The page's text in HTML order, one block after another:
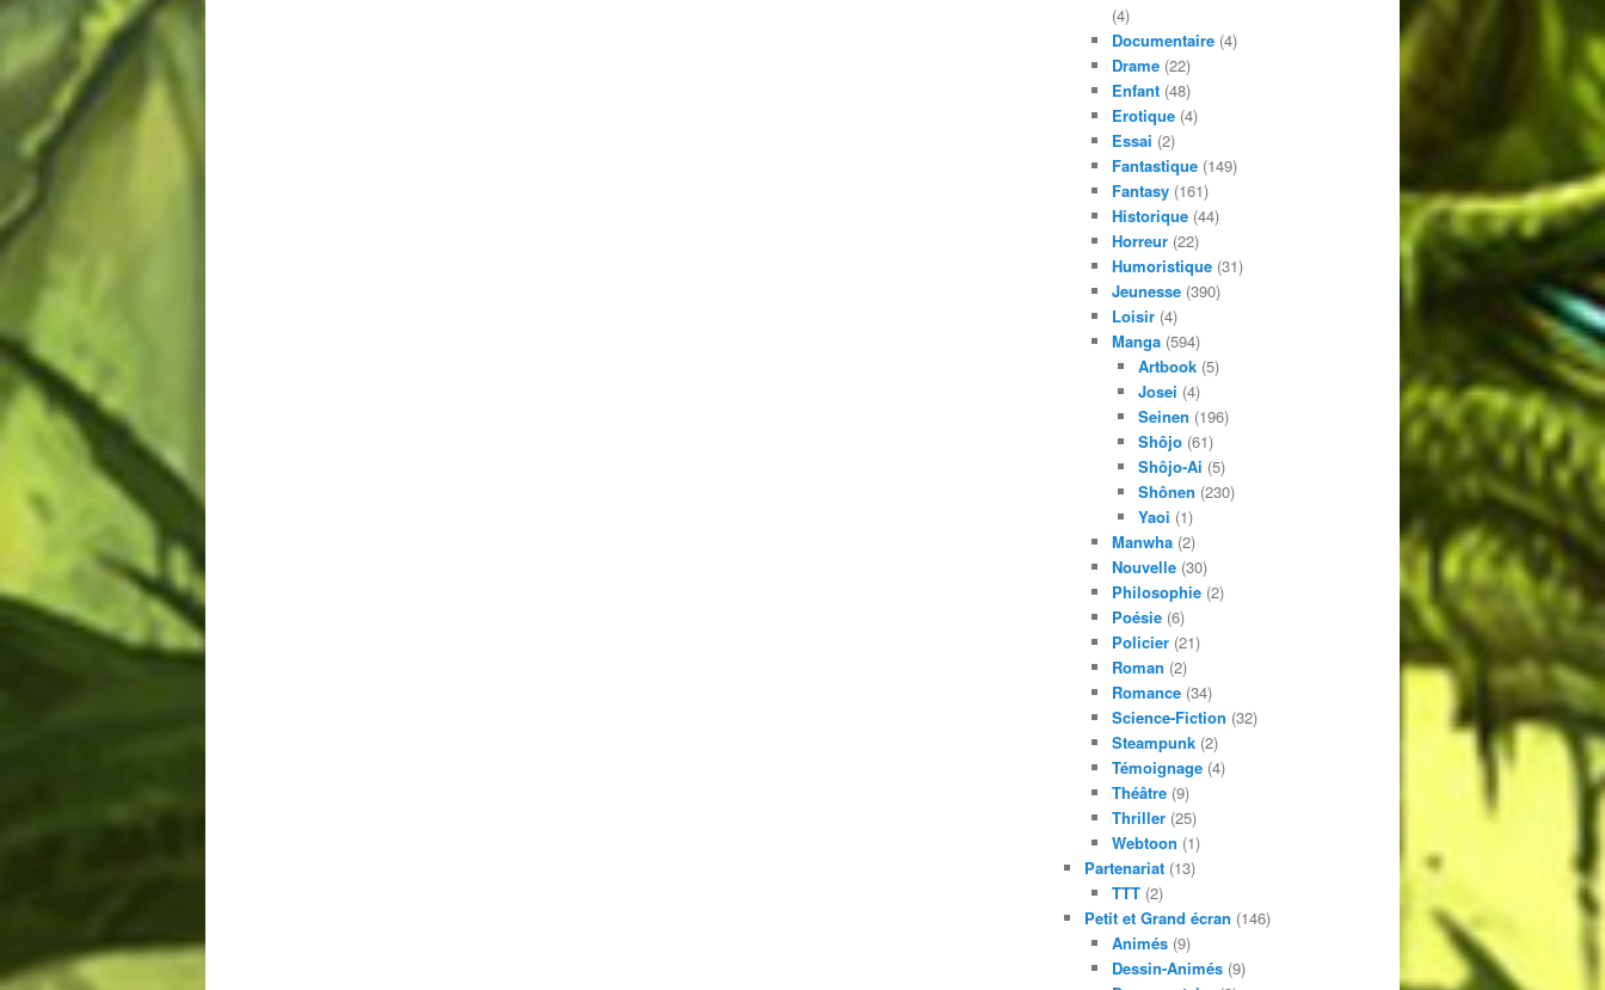
(4)
Documentaire(4)
Drame(22)
Enfant(48)
Erotique(4)
Essai (2)
Fantastique(149)
Fantasy(161)
Historique(44)
Horreur(22)
Humoristique(31)
Jeunesse(390)
Loisir(4)
Manga(594)
Artbook (5)
Josei (4)
Seinen (196)
Shôjo (61)
Shôjo-Ai (5)
Shônen (230)
Yaoi (1)
Manwha(2)
Nouvelle(30)
Philosophie(2)
Poésie(6)
Policier(21)
Roman (2)
Romance(34)
Science-Fiction (32)
Steampunk(2)
Témoignage(4)
Théâtre(9)
Thriller(25)
Webtoon (1)
Partenariat (13)
TTT(2)
Petit et Grand écran (146)
Animés(9)
Dessin-Animés(9)